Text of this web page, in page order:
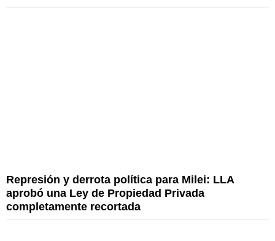
Represión y derrota política para Milei: LLA
aprobó una Ley de Propiedad Privada
completamente recortada